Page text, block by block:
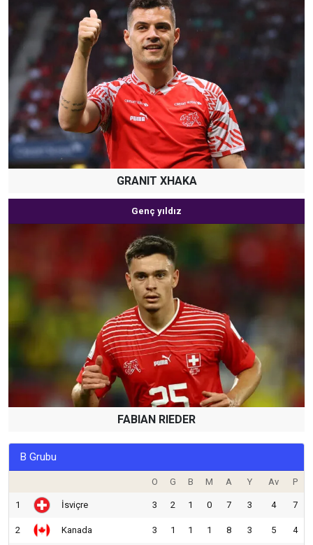
GRANIT XHAKA
Genç yıldız
FABIAN RIEDER
B Grubu
O G B M A Y Av P
1 İsviçre 3 2 1 0 7 3 4 7
2 Kanada 3 1 1 1 8 3 5 4